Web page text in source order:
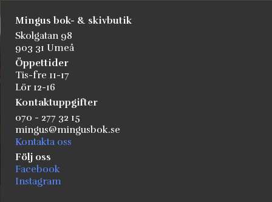
Mingus bok- & skivbutik
Skolgatan 98
903 31 Umeå
Öppettider
Tis-fre 11-17
Lör 12-16
Kontaktuppgifter
070 - 277 32 15
mingus@mingusbok.se
Kontakta oss
Följ oss
Facebook
Instagram